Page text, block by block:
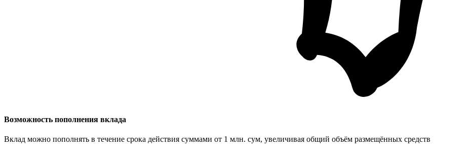
Возможность пополнения вклада
Вклад можно пополнять в течение срока действия суммами от 1 млн. сум, увеличивая общий объём размещённых средств